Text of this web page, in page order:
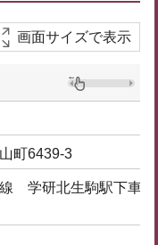
画面サイズで表示
町6439-3
線 学研北生駒駅下車